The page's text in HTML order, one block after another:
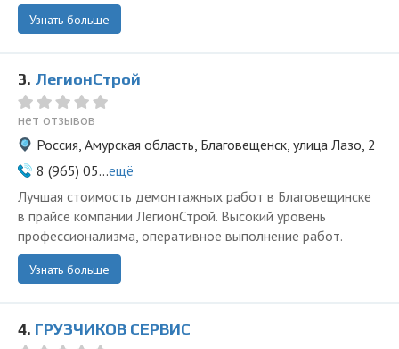
Узнать больше
3. ЛегионСтрой
нет отзывов
Россия, Амурская область, Благовещенск, улица Лазо, 2
8 (965) 05...ещё
Лучшая стоимость демонтажных работ в Благовещинске
в прайсе компании ЛегионСтрой. Высокий уровень
профессионализма, оперативное выполнение работ.
Узнать больше
4. ГРУЗЧИКОВ СЕРВИС